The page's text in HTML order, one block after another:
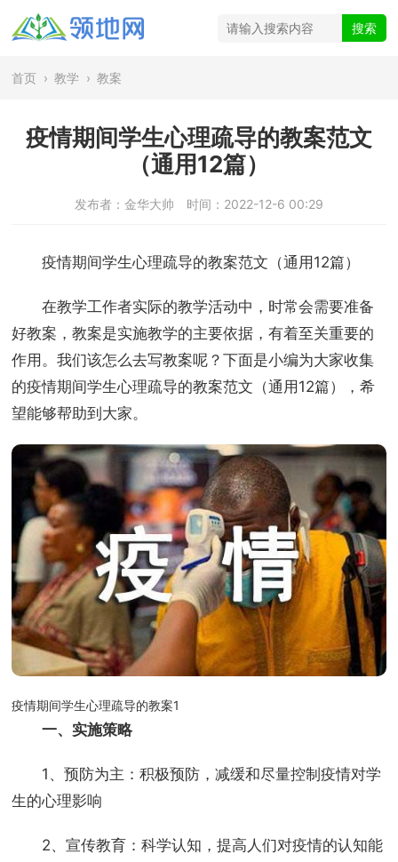
首页 › 教学 › 教案
疫情期间学生心理疏导的教案范文
（通用12篇）
发布者：金华大帅 时间：2022-12-6 00:29
疫情期间学生心理疏导的教案范文（通用12篇）
在教学工作者实际的教学活动中，时常会需要准备
好教案，教案是实施教学的主要依据，有着至关重要的
作用。我们该怎么去写教案呢？下面是小编为大家收集
的疫情期间学生心理疏导的教案范文（通用12篇），希
望能够帮助到大家。
疫情期间学生心理疏导的教案1
一、实施策略
1、预防为主：积极预防，减缓和尽量控制疫情对学
生的心理影响
2、宣传教育：科学认知，提高人们对疫情的认知能